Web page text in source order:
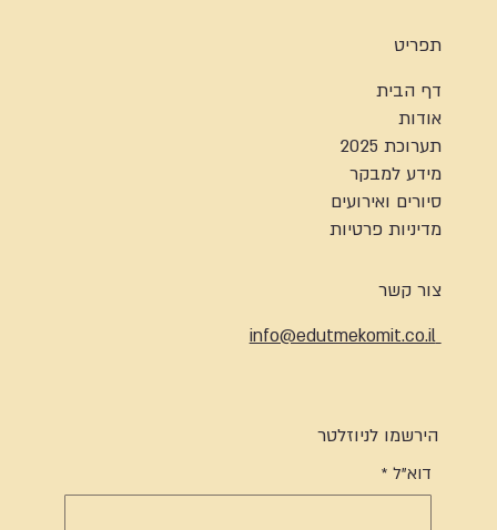
תפריט
דף הבית
אודות
תערוכת 2025
מידע למבקר
סיורים ואירועים
מדיניות פרטיות
צור קשר
info@edutmekomit.co.il
הירשמו לניוזלטר
דוא"ל *